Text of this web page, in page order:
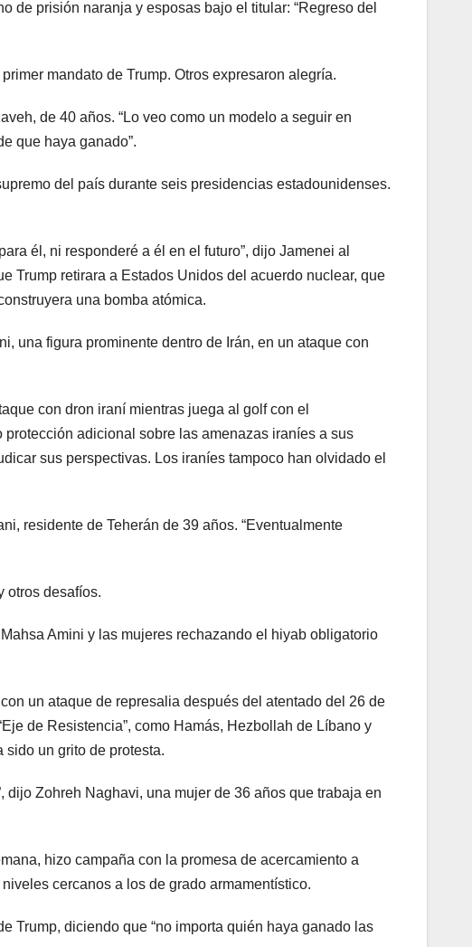
de prisión naranja y esposas bajo el titular: “Regreso del
mandato de Trump. Otros expresaron alegría.
de 40 años. “Lo veo como un modelo a seguir en
que haya ganado”.
del país durante seis presidencias estadounidenses.
él, ni responderé a él en el futuro”, dijo Jamenei al
Trump retirara a Estados Unidos del acuerdo nuclear, que
una bomba atómica.
una figura prominente dentro de Irán, en un ataque con
con dron iraní mientras juega al golf con el
adicional sobre las amenazas iraníes a sus
sus perspectivas. Los iraníes tampoco han olvidado el
residente de Teherán de 39 años. “Eventualmente
otros desafíos.
Amini y las mujeres rechazando el hiyab obligatorio
un ataque de represalia después del atentado del 26 de
de Resistencia”, como Hamás, Hezbollah de Líbano y
un grito de protesta.
dijo Zohreh Naghavi, una mujer de 36 años que trabaja en
hizo campaña con la promesa de acercamiento a
cercanos a los de grado armamentístico.
Trump, diciendo que “no importa quién haya ganado las